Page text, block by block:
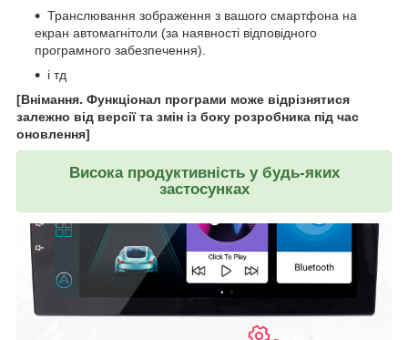
Транслювання зображення з вашого смартфона на
екран автомагнітоли (за наявності відповідного
програмного забезпечення).
і тд
[Внімання. Функціонал програми може відрізнятися
залежно від версії та змін із боку розробника під час
оновлення]
Висока продуктивність у будь-яких
застосунках